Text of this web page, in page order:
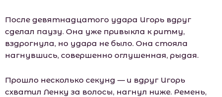
После девятнадцатого удара Игорь вдруг
сделал паузу. Она уже привыкла к ритму,
вздрогнула, но удара не было. Она стояла
нагнувшись, совершенно оглушенная, рыдая.
Прошло несколько секунд — и вдруг Игорь
схватил Ленку за волосы, нагнул ниже. Ремень,